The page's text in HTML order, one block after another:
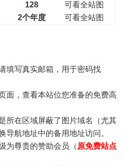
128
可看全站图
2个年度 可看全站图
请填写真实邮箱，用于密码找
面，查看本站位您准备的免费高
所在区域屏蔽了图片域名（尤其
导航地址中的备用地址访问。
为尊贵的赞助会员（ 原免费站点